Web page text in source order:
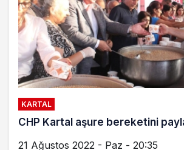
KARTAL
CHP Kartal aşure bereketini
21 Ağustos 2022 - Paz - 20:35